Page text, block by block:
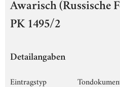
Awarisch (Russische
PK 1495/2
Detailangaben
Eintragstyp